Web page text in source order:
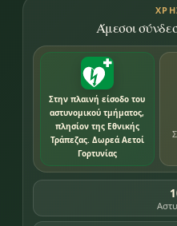
Άμεσοι
Στην πλαινή είσοδο του
αστυνομικού τμήματος,
πλησίον της Εθνικής
Τράπεζας. Δωρεά Αετοί
Γορτυνίας